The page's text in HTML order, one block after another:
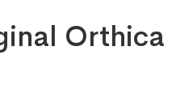
Orthica